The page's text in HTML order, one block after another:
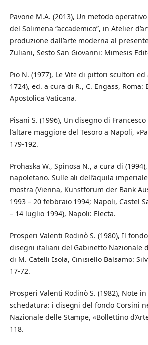
Pavone M.A. (2013), Un metodo
del Solimena “accademico”, in Atelier
produzione dall’arte moderna al
Zuliani, Sesto San Giovanni: Mimesis
Pio N. (1977), Le Vite di pittori scultori
1724), ed. a cura di R., C. Engass, Roma:
Apostolica Vaticana.
Pisani S. (1996), Un disegno di
l’altare maggiore del Tesoro a Napoli,
179-192.
Prohaska W., Spinosa N., a cura di
napoletano. Sulle ali dell’aquila
mostra (Vienna, Kunstforum der Bank
1993 – 20 febbraio 1994; Napoli, Castel
– 14 luglio 1994), Napoli: Electa.
Prosperi Valenti Rodinò S. (1980), Il
disegni italiani del Gabinetto Nazionale
di M. Catelli Isola, Cinisiello Balsamo:
17-72.
Prosperi Valenti Rodinò S. (1982), Note
schedatura: i disegni del fondo Corsini
Nazionale delle Stampe, «Bollettino
118.